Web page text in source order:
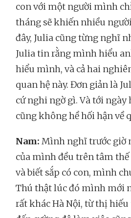
con với một người mình
tháng sẽ khiến nhiều
đây, Julia cũng từng nghĩ
Julia tin rằng mình hiểu
hiểu mình, và cả hai
quan hệ này. Đơn giản là
cứ nghi ngờ gì. Và tới ngày
cũng không hề hối hận về
Nam: Mình nghĩ trước giờ
của mình đều trên tâm
và biết sắp có con, mình
Thú thật lúc đó mình mới
rất khác Hà Nội, từ thị